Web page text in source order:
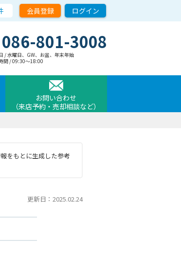
会員登録 ログイン
086-801-3008
/ 水曜日、GW、お盆、年末年始
間 / 09:30〜18:00
お問い合わせ
（来店予約・売却相談など）
をもとに生成した参考
更新日：2025.02.24